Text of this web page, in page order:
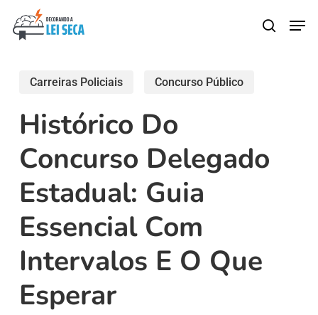
content
search
Carreiras Policiais Concurso Público
Histórico Do
Concurso Delegado
Estadual: Guia
Essencial Com
Intervalos E O Que
Esperar